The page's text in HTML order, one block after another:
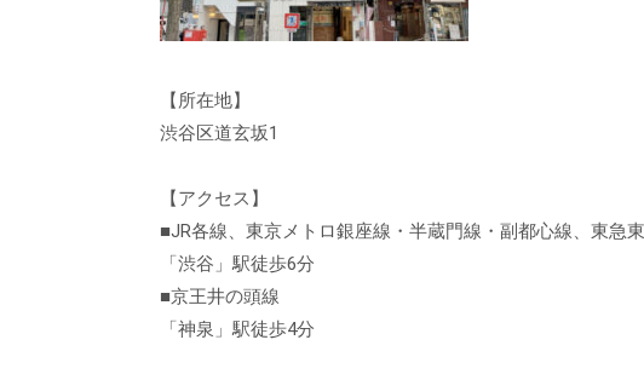
【所在地】
渋谷区道玄坂1
【アクセス】
■JR各線、東京メトロ銀座線・半蔵門線・副都心線、東急
「渋谷」駅徒歩6分
■京王井の頭線
「神泉」駅徒歩4分